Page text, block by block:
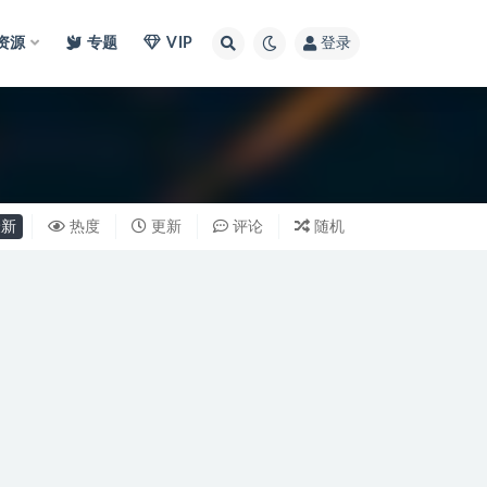
源 专题 VIP 登录
热度 更新 评论 随机